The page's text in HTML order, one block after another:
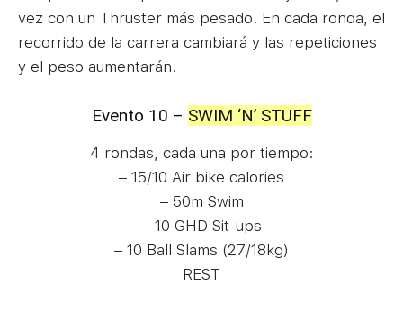
vez con un Thruster más pesado. En cada ronda, el
recorrido de la carrera cambiará y las repeticiones
y el peso aumentarán.
Evento 10 – SWIM ‘N’ STUFF
4 rondas, cada una por tiempo:
– 15/10 Air bike calories
– 50m Swim
– 10 GHD Sit-ups
– 10 Ball Slams (27/18kg)
REST